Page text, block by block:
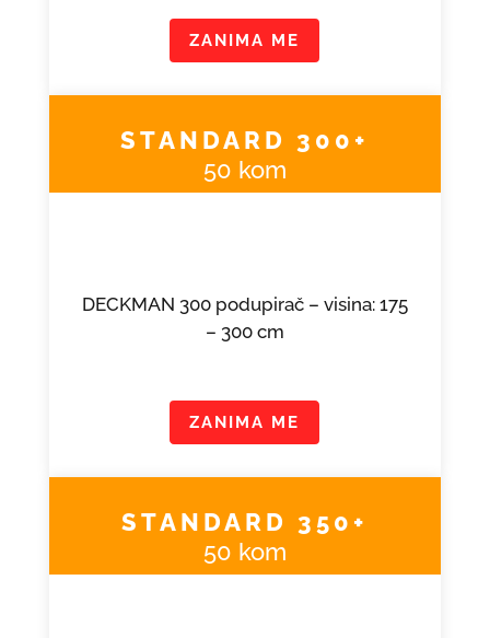
ZANIMA ME
STANDARD 300+
50 kom
DECKMAN 300 podupirač – visina: 175
– 300 cm
ZANIMA ME
STANDARD 350+
50 kom